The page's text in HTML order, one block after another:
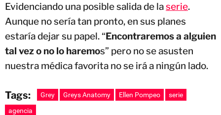
Evidenciando una posible salida de laserie.
Aunque no sería tan pronto, en sus planes
estaría dejar su papel. “Encontraremos a alguien
tal vez o no lo haremos” pero no se asusten
nuestra médica favorita no se irá a ningún lado.
Tags: Grey Greys Anatomy Ellen Pompeo
serie
agencia